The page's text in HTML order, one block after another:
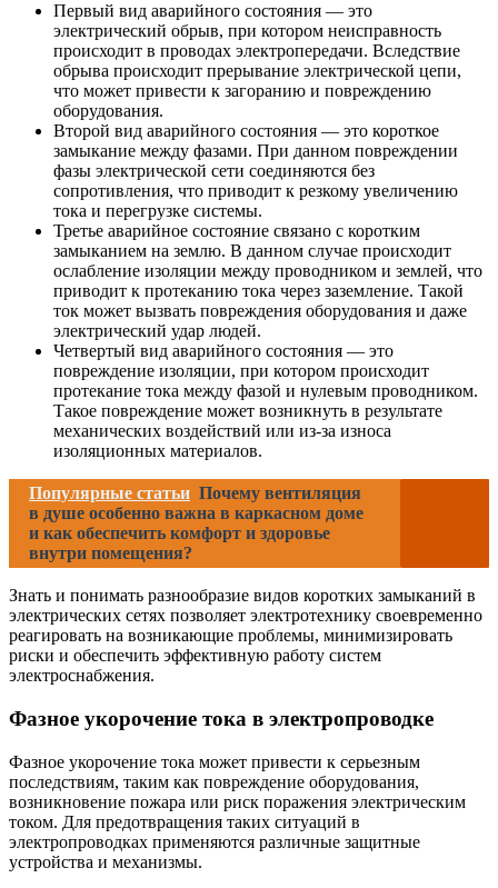
Первый вид аварийного состояния — это
электрический обрыв, при котором неисправность
происходит в проводах электропередачи. Вследствие
обрыва происходит прерывание электрической цепи,
что может привести к загоранию и повреждению
оборудования.
Второй вид аварийного состояния — это короткое
замыкание между фазами. При данном повреждении
фазы электрической сети соединяются без
сопротивления, что приводит к резкому увеличению
тока и перегрузке системы.
Третье аварийное состояние связано с коротким
замыканием на землю. В данном случае происходит
ослабление изоляции между проводником и землей, что
приводит к протеканию тока через заземление. Такой
ток может вызвать повреждения оборудования и даже
электрический удар людей.
Четвертый вид аварийного состояния — это
повреждение изоляции, при котором происходит
протекание тока между фазой и нулевым проводником.
Такое повреждение может возникнуть в результате
механических воздействий или из-за износа
изоляционных материалов.
Популярные статьи Почему вентиляция
в душе особенно важна в каркасном доме
и как обеспечить комфорт и здоровье
внутри помещения?
Знать и понимать разнообразие видов коротких замыканий в
электрических сетях позволяет электротехнику своевременно
реагировать на возникающие проблемы, минимизировать
риски и обеспечить эффективную работу систем
электроснабжения.
Фазное укорочение тока в электропроводке
Фазное укорочение тока может привести к серьезным
последствиям, таким как повреждение оборудования,
возникновение пожара или риск поражения электрическим
током. Для предотвращения таких ситуаций в
электропроводках применяются различные защитные
устройства и механизмы.